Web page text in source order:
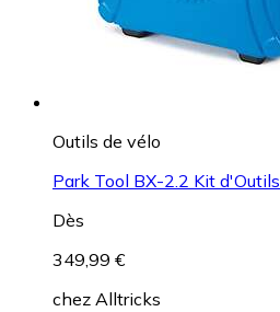
Outils de vélo
Park Tool BX-2.2 Kit d'Outils
Dès
349,99 €
chez Alltricks